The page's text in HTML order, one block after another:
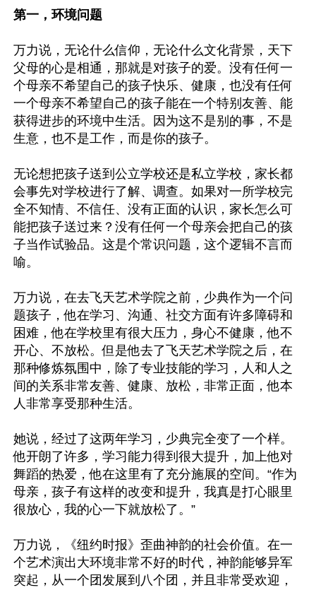
第一，环境问题
万力说，无论什么信仰，无论什么文化背景，天下
父母的心是相通，那就是对孩子的爱。没有任何一
个母亲不希望自己的孩子快乐、健康，也没有任何
一个母亲不希望自己的孩子能在一个特别友善、能
获得进步的环境中生活。因为这不是别的事，不是
生意，也不是工作，而是你的孩子。
无论想把孩子送到公立学校还是私立学校，家长都
会事先对学校进行了解、调查。如果对一所学校完
全不知情、不信任、没有正面的认识，家长怎么可
能把孩子送过来？没有任何一个母亲会把自己的孩
子当作试验品。这是个常识问题，这个逻辑不言而
喻。
万力说，在去飞天艺术学院之前，少典作为一个问
题孩子，他在学习、沟通、社交方面有许多障碍和
困难，他在学校里有很大压力，身心不健康，他不
开心、不放松。但是他去了飞天艺术学院之后，在
那种修炼氛围中，除了专业技能的学习，人和人之
间的关系非常友善、健康、放松，非常正面，他本
人非常享受那种生活。
她说，经过了这两年学习，少典完全变了一个样。
他开朗了许多，学习能力得到很大提升，加上他对
舞蹈的热爱，他在这里有了充分施展的空间。“作为
母亲，孩子有这样的改变和提升，我真是打心眼里
很放心，我的心一下就放松了。”
万力说，《纽约时报》歪曲神韵的社会价值。在一
个艺术演出大环境非常不好的时代，神韵能够异军
突起，从一个团发展到八个团，并且非常受欢迎，